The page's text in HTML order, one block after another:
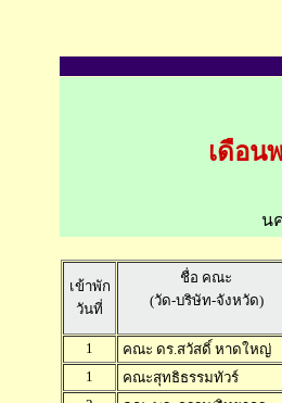
เดือน
น
เข้าพัก
วันที่
ชื่อ คณะ
(วัด-บริษัท-จังหวัด)
1
คณะ ดร.สวัสดิ์ หาดใหญ่
1
คณะสุทธิธรรมทัวร์